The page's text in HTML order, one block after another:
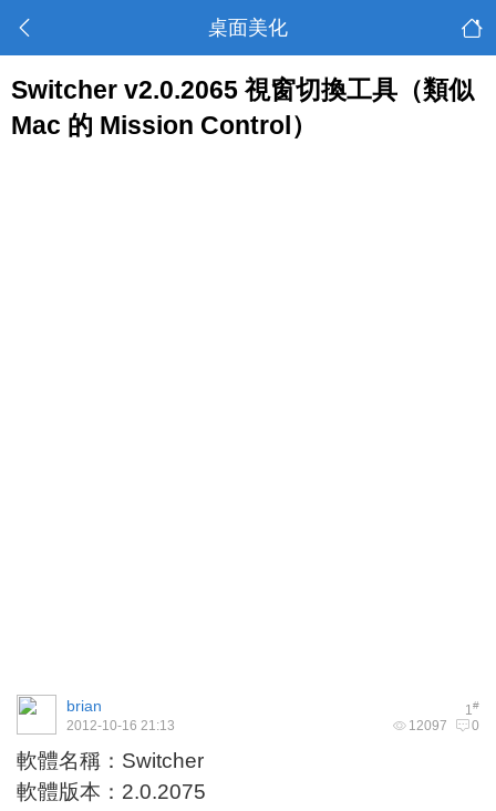
桌面美化
Switcher v2.0.2065 視窗切換工具（類似
Mac 的 Mission Control）
1#
brian
12097 0
2012-10-16 21:13
軟體名稱：Switcher
軟體版本：2.0.2075